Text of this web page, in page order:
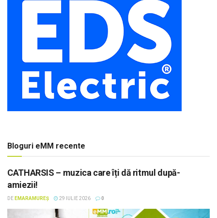
Bloguri eMM recente
CATHARSIS – muzica care îți dă ritmul după-
amiezii!
DE EMARAMUREȘ 29 IULIE 2026 0